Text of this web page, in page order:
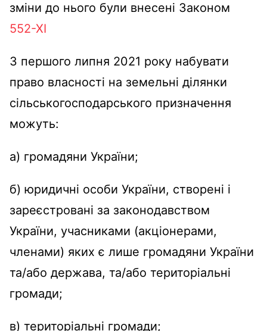
зміни до нього були внесені Законом
552-ХІ
З першого липня 2021 року набувати
право власності на земельні ділянки
сільськогосподарського призначення
можуть:
а) громадяни України;
б) юридичні особи України, створені і
зареєстровані за законодавством
України, учасниками (акціонерами,
членами) яких є лише громадяни України
та/або держава, та/або територіальні
громади;
в) територіальні громади;